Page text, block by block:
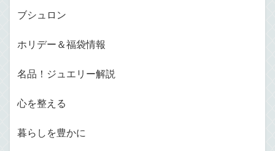
ブシュロン
ホリデー＆福袋情報
名品！ジュエリー解説
心を整える
暮らしを豊かに